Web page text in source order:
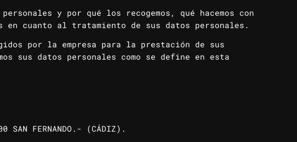
y por qué los recogemos, qué hacemos con
en cuanto al tratamiento de sus datos personales.
por la empresa para la prestación de sus
sus datos personales como se define en esta
SAN FERNANDO.- (CÁDIZ).